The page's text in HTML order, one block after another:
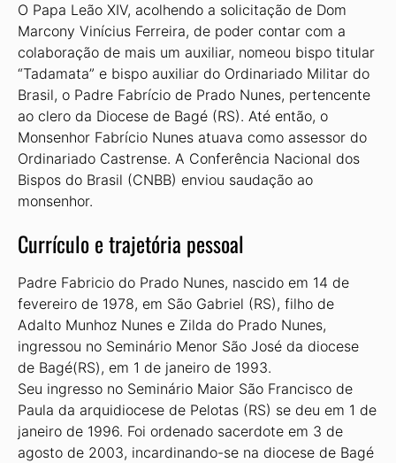
O Papa Leão XIV, acolhendo a solicitação de Dom
Marcony Vinícius Ferreira, de poder contar com a
colaboração de mais um auxiliar, nomeou bispo titular
“Tadamata” e bispo auxiliar do Ordinariado Militar do
Brasil, o Padre Fabrício de Prado Nunes, pertencente
ao clero da Diocese de Bagé (RS). Até então, o
Monsenhor Fabrício Nunes atuava como assessor do
Ordinariado Castrense. A Conferência Nacional dos
Bispos do Brasil (CNBB) enviou saudação ao
monsenhor.
Currículo e trajetória pessoal
Padre Fabricio do Prado Nunes, nascido em 14 de
fevereiro de 1978, em São Gabriel (RS), filho de
Adalto Munhoz Nunes e Zilda do Prado Nunes,
ingressou no Seminário Menor São José da diocese
de Bagé(RS), em 1 de janeiro de 1993.
Seu ingresso no Seminário Maior São Francisco de
Paula da arquidiocese de Pelotas (RS) se deu em 1 de
janeiro de 1996. Foi ordenado sacerdote em 3 de
agosto de 2003, incardinando-se na diocese de Bagé